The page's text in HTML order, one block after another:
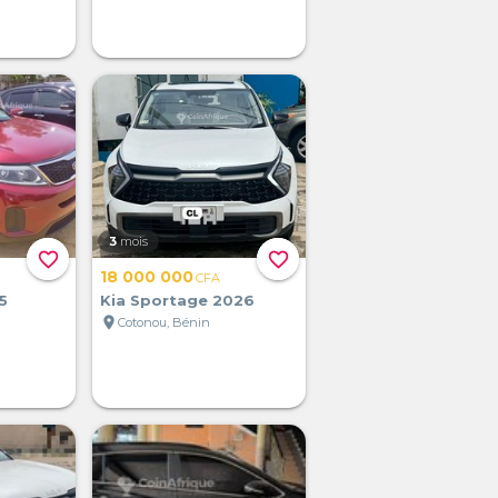
favorite_border favorite_border
3 mois
18 000 000CFA
Kia Sportage 2026
location_onCotonou, Bénin